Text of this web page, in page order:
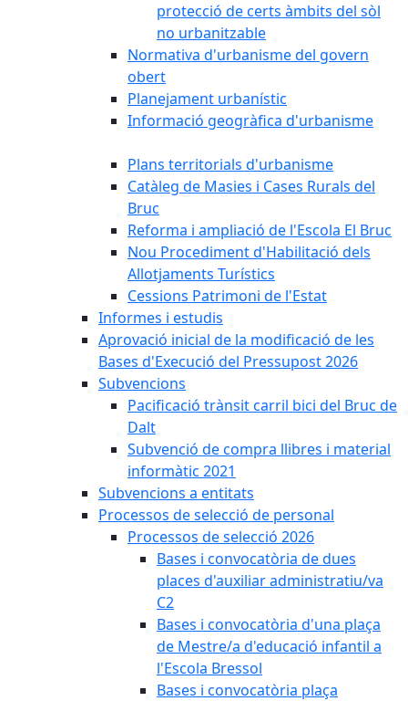
protecció de certs àmbits del sòl
no urbanitzable
Normativa d'urbanisme del govern
obert
Planejament urbanístic
Informació geogràfica d'urbanisme
Plans territorials d'urbanisme
Catàleg de Masies i Cases Rurals del
Bruc
Reforma i ampliació de l'Escola El Bruc
Nou Procediment d'Habilitació dels
Allotjaments Turístics
Cessions Patrimoni de l'Estat
Informes i estudis
Aprovació inicial de la modificació de les
Bases d'Execució del Pressupost 2026
Subvencions
Pacificació trànsit carril bici del Bruc de
Dalt
Subvenció de compra llibres i material
informàtic 2021
Subvencions a entitats
Processos de selecció de personal
Processos de selecció 2026
Bases i convocatòria de dues
places d'auxiliar administratiu/va
C2
Bases i convocatòria d'una plaça
de Mestre/a d'educació infantil a
l'Escola Bressol
Bases i convocatòria plaça